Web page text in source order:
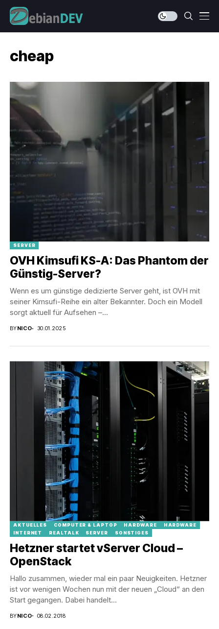
cheap
SERVER
OVH Kimsufi KS-A: Das Phantom der
Günstig-Server?
Wenn es um günstige dedizierte Server geht, ist OVH mit
seiner Kimsufi-Reihe ein alter Bekannter. Doch ein Modell
sorgt aktuell für Aufsehen –...
BYNICO 30.01.2025
AKTUELLES COMPUTER & LAPTOP HARDWARE
HARDWARE
INTERNET
REALTALK SERVER SONSTIGES
Hetzner startet vServer Cloud –
OpenStack
Hallo zusammen, wieder mal ein paar Neuigkeiten. Hetzner
ist vor wenigen Wochen nun mit der neuen „Cloud“ an den
Start gegangen. Dabei handelt...
BYNICO 08.02.2018